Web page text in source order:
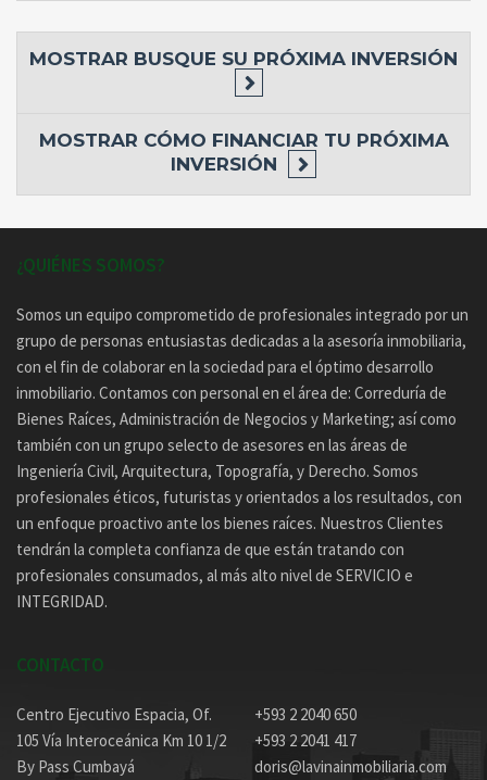
MOSTRAR BUSQUE SU PRÓXIMA INVERSIÓN
MOSTRAR CÓMO FINANCIAR TU PRÓXIMA
INVERSIÓN
¿QUIÉNES SOMOS?
Somos un equipo comprometido de profesionales integrado por un
grupo de personas entusiastas dedicadas a la asesoría inmobiliaria,
con el fin de colaborar en la sociedad para el óptimo desarrollo
inmobiliario. Contamos con personal en el área de: Correduría de
Bienes Raíces, Administración de Negocios y Marketing; así como
también con un grupo selecto de asesores en las áreas de
Ingeniería Civil, Arquitectura, Topografía, y Derecho. Somos
profesionales éticos, futuristas y orientados a los resultados, con
un enfoque proactivo ante los bienes raíces. Nuestros Clientes
tendrán la completa confianza de que están tratando con
profesionales consumados, al más alto nivel de SERVICIO e
INTEGRIDAD.
CONTACTO
Centro Ejecutivo Espacia, Of.
105 Vía Interoceánica Km 10 1/2
By Pass Cumbayá
+593 2 2040 650
+593 2 2041 417
doris@lavinainmobiliaria.com